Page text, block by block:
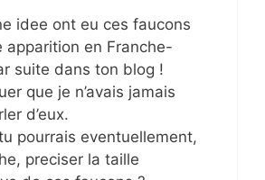
idee ont eu ces faucons
apparition en Franche-
suite dans ton blog !
que je n’avais jamais
d’eux.
pourrais eventuellement,
preciser la taille